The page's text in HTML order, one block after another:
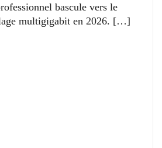
bascule vers le
multigigabit en 2026.